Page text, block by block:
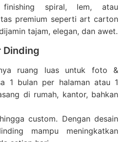
finishing spiral, lem, atau
premium seperti art carton
tajam, elegan, dan awet.
Dinding
ruang luas untuk foto &
1 bulan per halaman atau 1
di rumah, kantor, bahkan
custom. Dengan desain
mampu meningkatkan